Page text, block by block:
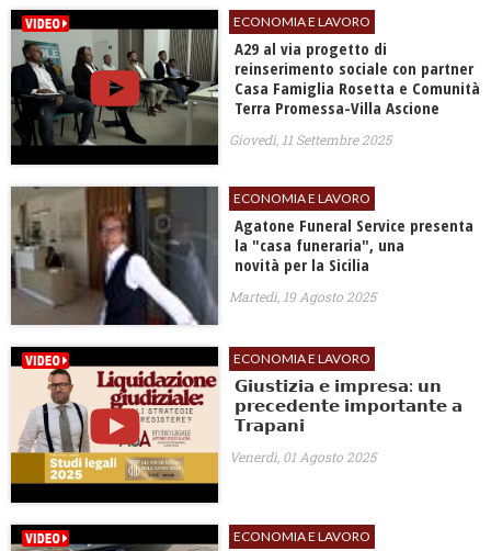
ECONOMIA E LAVORO
A29 al via progetto di
reinserimento sociale con partner
Casa Famiglia Rosetta e Comunità
Terra Promessa-Villa Ascione
Giovedì, 11 Settembre 2025
ECONOMIA E LAVORO
Agatone Funeral Service presenta
la "casa funeraria", una
novità per la Sicilia
Martedì, 19 Agosto 2025
ECONOMIA E LAVORO
𝗚𝗶𝘂𝘀𝘁𝗶𝘇𝗶𝗮 𝗲 𝗶𝗺𝗽𝗿𝗲𝘀𝗮: 𝘂𝗻
𝗽𝗿𝗲𝗰𝗲𝗱𝗲𝗻𝘁𝗲 𝗶𝗺𝗽𝗼𝗿𝘁𝗮𝗻𝘁𝗲 𝗮
𝗧𝗿𝗮𝗽𝗮𝗻𝗶
Venerdì, 01 Agosto 2025
ECONOMIA E LAVORO